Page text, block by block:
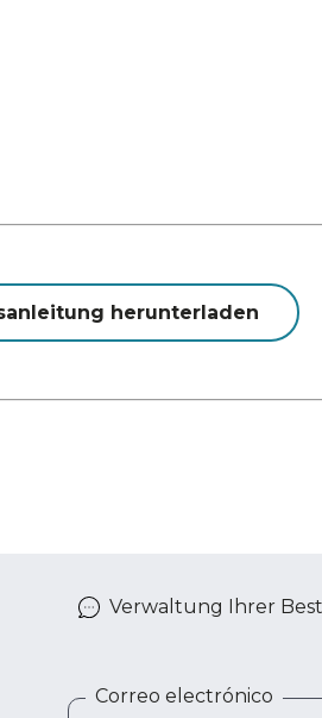
herunterladen
Verwaltung Ihrer
Correo electrónico